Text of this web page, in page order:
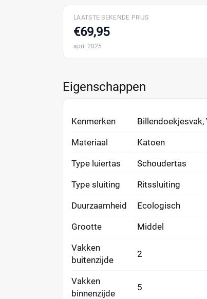
LAATSTE BEKENDE PRIJS
€69,95
april 2025
Eigenschappen
Kenmerken
Materiaal Katoen
Type luiertas Schoudertas
Type sluiting Ritssluiting
Duurzaamheid Ecologisch
Grootte Middel
Vakken
buitenzijde
2
Vakken
binnenzijde
5